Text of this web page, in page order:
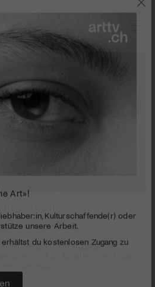
2010
einem Dach, ein «radikal
und 32 KünstlerInnen bilden
Kulturschaffende(r) oder
unsere Arbeit.
du kostenlosen Zugang zu